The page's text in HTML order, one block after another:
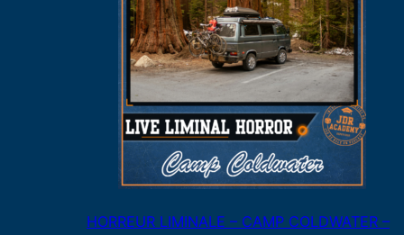
HORREUR LIMINALE – CAMP COLDWATER –